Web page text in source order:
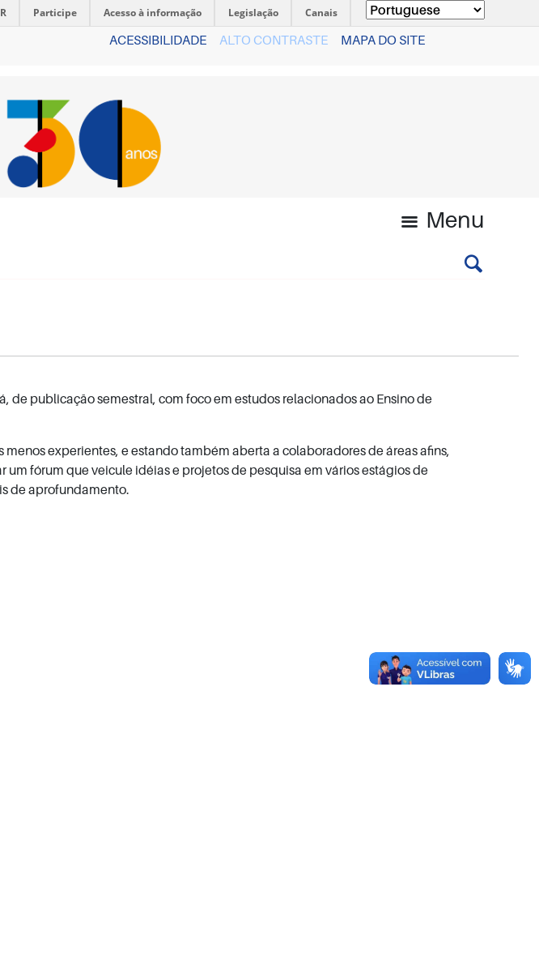
Participe Acesso à informação Legislação Canais
ACESSIBILIDADE ALTO CONTRASTE MAPA DO SITE
Menu
publicação semestral, com foco em estudos relacionados ao Ensino de
experientes, e estando também aberta a colaboradores de áreas afins,
fórum que veicule idéias e projetos de pesquisa em vários estágios de
de aprofundamento.